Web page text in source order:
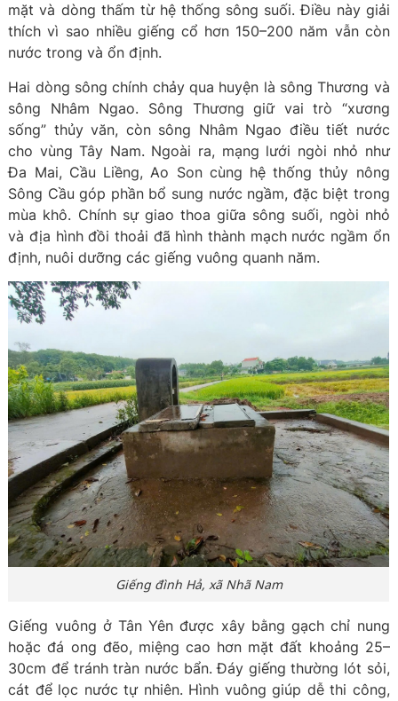
mặt và dòng thấm từ hệ thống sông suối. Điều này giải
thích vì sao nhiều giếng cổ hơn 150–200 năm vẫn còn
nước trong và ổn định.
Hai dòng sông chính chảy qua huyện là sông Thương và
sông Nhâm Ngao. Sông Thương giữ vai trò “xương
sống” thủy văn, còn sông Nhâm Ngao điều tiết nước
cho vùng Tây Nam. Ngoài ra, mạng lưới ngòi nhỏ như
Đa Mai, Cầu Liềng, Ao Son cùng hệ thống thủy nông
Sông Cầu góp phần bổ sung nước ngầm, đặc biệt trong
mùa khô. Chính sự giao thoa giữa sông suối, ngòi nhỏ
và địa hình đồi thoải đã hình thành mạch nước ngầm ổn
định, nuôi dưỡng các giếng vuông quanh năm.
Giếng đình Hả, xã Nhã Nam
Giếng vuông ở Tân Yên được xây bằng gạch chỉ nung
hoặc đá ong đẽo, miệng cao hơn mặt đất khoảng 25–
30cm để tránh tràn nước bẩn. Đáy giếng thường lót sỏi,
cát để lọc nước tự nhiên. Hình vuông giúp dễ thi công,